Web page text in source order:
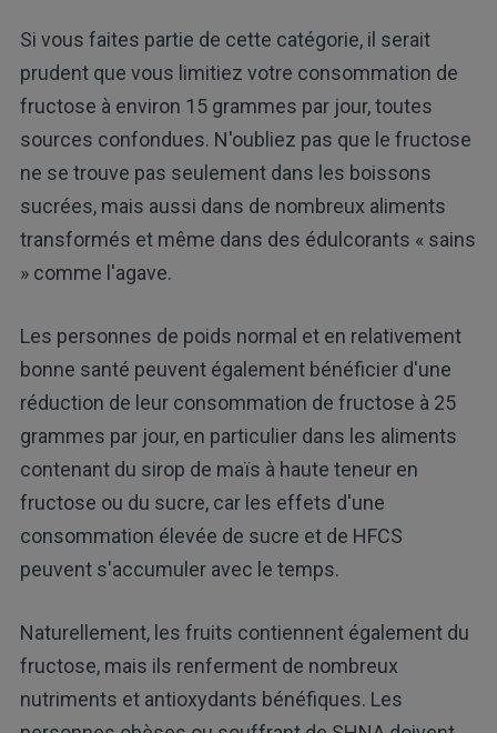
Si vous faites partie de cette catégorie, il serait
prudent que vous limitiez votre consommation de
fructose à environ 15 grammes par jour, toutes
sources confondues. N'oubliez pas que le fructose
ne se trouve pas seulement dans les boissons
sucrées, mais aussi dans de nombreux aliments
transformés et même dans des édulcorants « sains
» comme l'agave.
Les personnes de poids normal et en relativement
bonne santé peuvent également bénéficier d'une
réduction de leur consommation de fructose à 25
grammes par jour, en particulier dans les aliments
contenant du sirop de maïs à haute teneur en
fructose ou du sucre, car les effets d'une
consommation élevée de sucre et de HFCS
peuvent s'accumuler avec le temps.
Naturellement, les fruits contiennent également du
fructose, mais ils renferment de nombreux
nutriments et antioxydants bénéfiques. Les